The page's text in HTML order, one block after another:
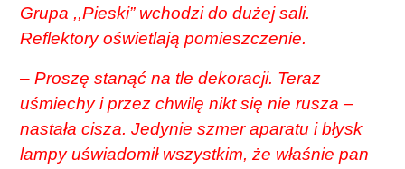
Grupa ,,Pieski” wchodzi do dużej sali.
Reflektory oświetlają pomieszczenie.
– Proszę stanąć na tle dekoracji. Teraz
uśmiechy i przez chwilę nikt się nie rusza –
nastała cisza. Jedynie szmer aparatu i błysk
lampy uświadomił wszystkim, że właśnie pan